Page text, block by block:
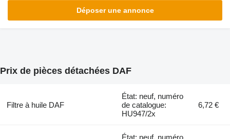
Déposer une annonce
Prix de pièces détachées DAF
Filtre à huile DAF
État: neuf, numéro
de catalogue:
HU947/2x
6,72 €